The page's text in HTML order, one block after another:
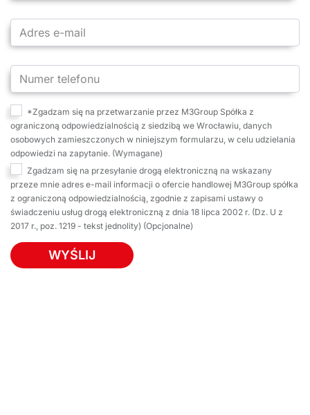
*Zgadzam się na przetwarzanie przez M3Group Spółka z
ograniczoną odpowiedzialnością z siedzibą we Wrocławiu, danych
osobowych zamieszczonych w niniejszym formularzu, w celu udzielania
odpowiedzi na zapytanie. (Wymagane)
Zgadzam się na przesyłanie drogą elektroniczną na wskazany
przeze mnie adres e-mail informacji o ofercie handlowej M3Group spółka
z ograniczoną odpowiedzialnością, zgodnie z zapisami ustawy o
świadczeniu usług drogą elektroniczną z dnia 18 lipca 2002 r. (Dz. U z
2017 r., poz. 1219 - tekst jednolity) (Opcjonalne)